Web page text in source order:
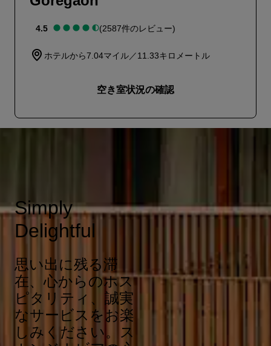
4.5 (2587件のレビュー)
ホテルから7.04マイル／11.33キロメートル
空き室状況の確認
Simply
Delightful
思い出に残る滞
在、心からのホス
ピタリティ、誠実
なサービスをお楽
しみください。ス